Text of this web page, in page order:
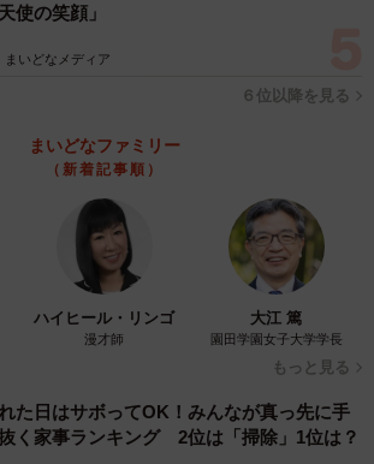
天使の笑顔」
まいどなメディア
６位以降を見る
まいどなファミリー
（新着記事順）
ハイヒール・リンゴ
漫才師
大江 篤
園田学園女子大学学長
もっと見る
た日はサボってOK！みんなが真っ先に手
く家事ランキング 2位は「掃除」1位は？